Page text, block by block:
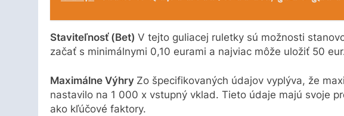
Staviteľnosť (Bet) V tejto guliacej ruletky sú možnosti
začať s minimálnymi 0,10 eurami a najviac môže uložiť 50
Maximálne Výhry Zo špecifikovaných údajov vyplýva, že
nastavilo na 1 000 x vstupný vklad. Tieto údaje majú svoje
ako kľúčové faktory.